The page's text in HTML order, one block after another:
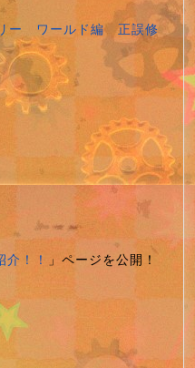
ー ワールド編 正誤修
！！ 」ページを公開！